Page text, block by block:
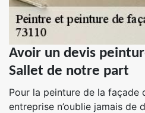
Avoir un devis
Sallet de notre part
Pour la peinture de la façade
entreprise n’oublie jamais de